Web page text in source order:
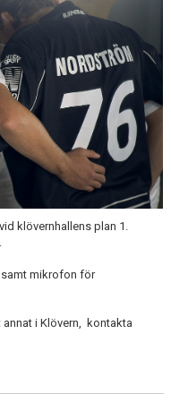
klövernhallens plan 1.
mikrofon för
i Klövern, kontakta